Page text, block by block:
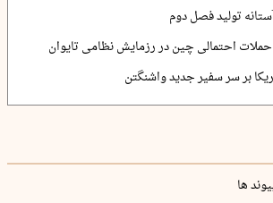
تولید فصل دوم
احتمالی چین در رزمایش نظامی تایوان
بر سر سفیر جدید واشنگتن
ها